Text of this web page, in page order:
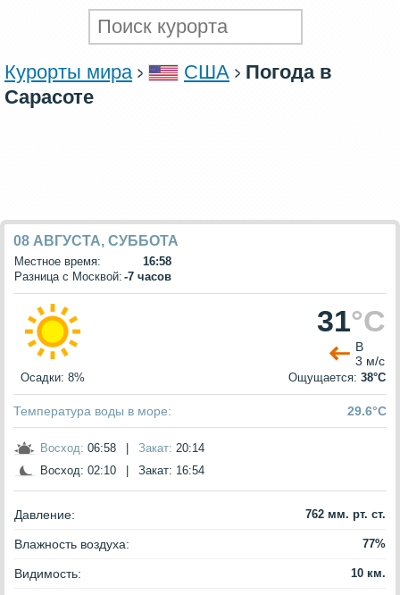
Курорты мира США
Погода в
Сарасоте
08 АВГУСТА, СУББОТА
Местное время:
16:58
Разница с Москвой: -7 часов
31°C
В
3 м/с
Осадки: 8% Ощущается: 38°C
Температура воды в море: 29.6°C
Восход: 06:58 Закат: 20:14
Восход: 02:10 Закат: 16:54
Давление: 762 мм. рт. ст.
Влажность воздуха: 77%
Видимость: 10 км.